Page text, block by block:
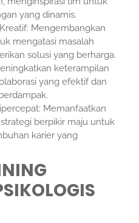
yang dinamis.
Mengembangkan
mengatasi masalah
solusi yang berharga.
keterampilan
yang efektif dan
Memanfaatkan
berpikir maju untuk
karier yang